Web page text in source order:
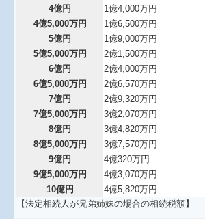
4億円
1億4,000万円
4億5,000万円
1億6,500万円
5億円
1億9,000万円
5億5,000万円
2億1,500万円
6億円
2億4,000万円
6億5,000万円
2億6,570万円
7億円
2億9,320万円
7億5,000万円
3億2,070万円
8億円
3億4,820万円
8億5,000万円
3億7,570万円
9億円
4億320万円
9億5,000万円
4億3,070万円
10億円
4億5,820万円
【法定相続人が兄弟姉妹の場合の相続税額】